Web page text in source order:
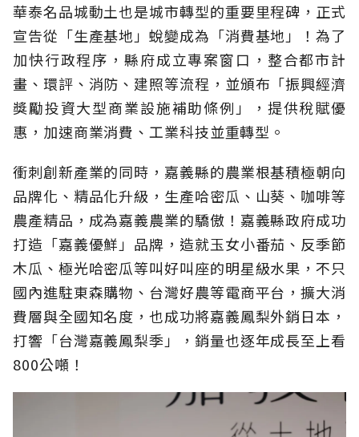
華泰名品城動土也是城市轉型的重要里程碑，正式
宣告從「生產基地」蛻變成為「消費基地」！為了
加快行政程序，縣府成立專案窗口，整合都市計
畫、環評、消防、建照等流程，並頒布「振興經濟
獎勵投資大型商業設施補助條例」，提供稅賦優
惠，加速商業消費、工業科技並重轉型。
衝刺創新產業的同時，嘉義縣的農業根基積極朝向
品牌化、精品化升級，生產哈密瓜、山葵、咖啡等
農產精品，成為嘉義農業的驕傲！嘉義縣政府成功
打造「嘉義優鮮」品牌，造就玉女小番茄、反季節
木瓜、極光哈密瓜等叫好叫座的明星級水果，不只
國內進駐東森購物、台灣好農等電商平台，擴大消
費層與全國知名度，也成功將嘉義鳳梨外銷日本，
打響「台灣嘉義鳳梨季」，銷量也逐年成長至上看
800公噸！